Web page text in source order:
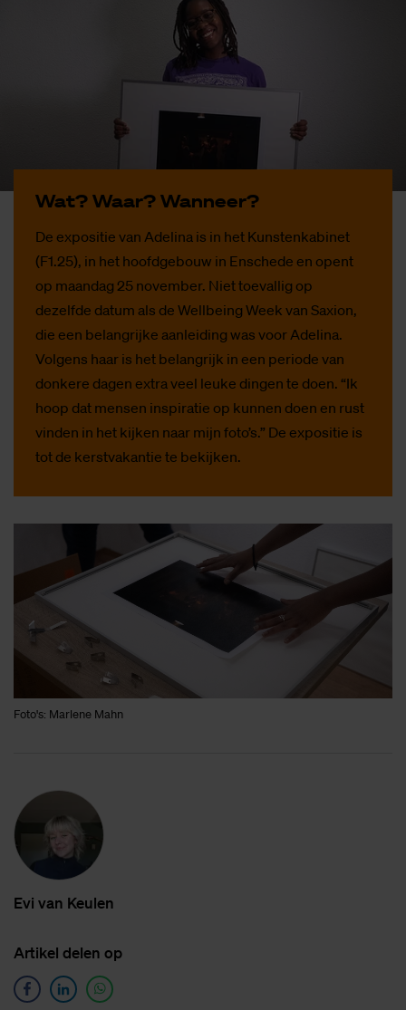
Wat? Waar? Wan­neer?
De expositie van Adelina is in het Kunstenkabinet
(F1.25), in het hoofdgebouw in Enschede en opent
op maandag 25 november. Niet toevallig op
dezelfde datum als de Wellbeing Week van Saxion,
die een belangrijke aanleiding was voor Adelina.
Volgens haar is het belangrijk in een periode van
donkere dagen extra veel leuke dingen te doen. “Ik
hoop dat mensen inspiratie op kunnen doen en rust
vinden in het kijken naar mijn foto’s.” De expositie is
tot de kerstvakantie te bekijken.
Foto's: Marlene Mahn
Evi van Keu­len
Ar­ti­kel de­len op